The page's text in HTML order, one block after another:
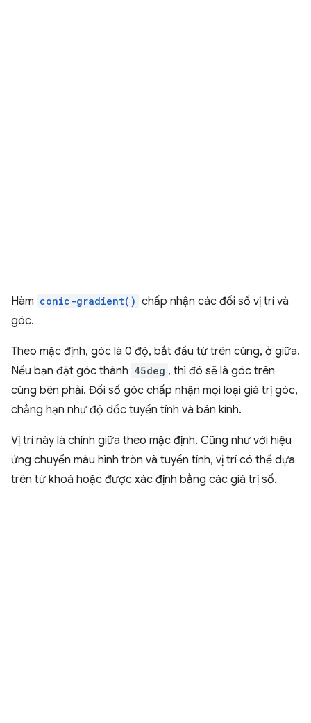
Hàm conic-gradient() chấp nhận các đối số vị trí và
góc.
Theo mặc định, góc là 0 độ, bắt đầu từ trên cùng, ở giữa.
Nếu bạn đặt góc thành 45deg , thì đó sẽ là góc trên
cùng bên phải. Đối số góc chấp nhận mọi loại giá trị góc,
chẳng hạn như độ dốc tuyến tính và bán kính.
Vị trí này là chính giữa theo mặc định. Cũng như với hiệu
ứng chuyển màu hình tròn và tuyến tính, vị trí có thể dựa
trên từ khoá hoặc được xác định bằng các giá trị số.